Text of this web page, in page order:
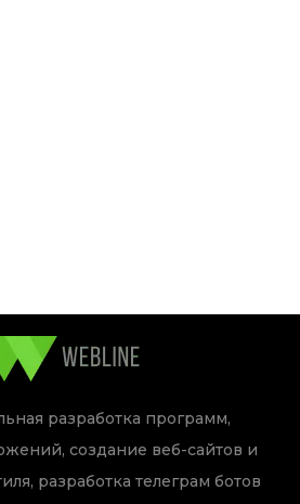
разработка программ,
создание веб-сайтов и
разработка телеграм ботов